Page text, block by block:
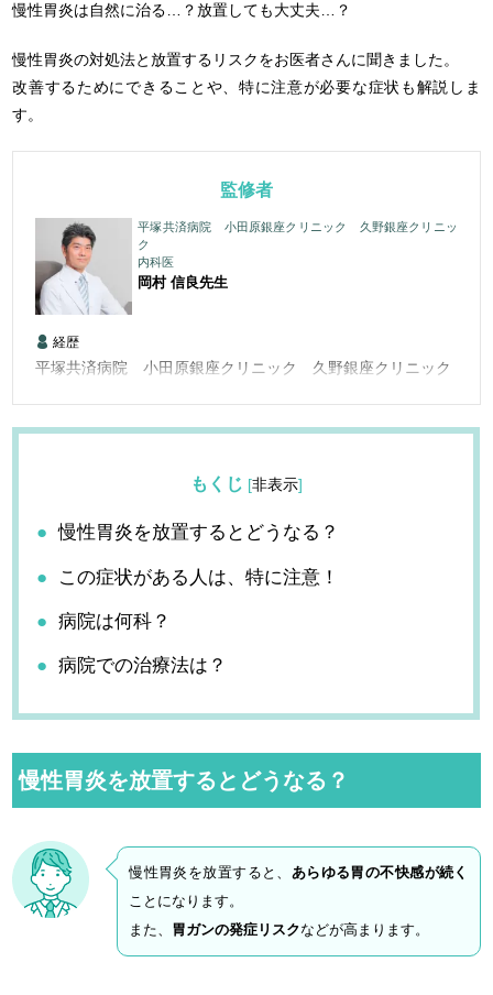
慢性胃炎は自然に治る…？放置しても大丈夫…？
慢性胃炎の対処法と放置するリスクをお医者さんに聞きました。
改善するためにできることや、特に注意が必要な症状も解説しま
す。
監修者
平塚共済病院 小田原銀座クリニック 久野銀座クリニッ
ク
内科医
岡村 信良先生
経歴
平塚共済病院 小田原銀座クリニック 久野銀座クリニック
もくじ [非表示]
慢性胃炎を放置するとどうなる？
この症状がある人は、特に注意！
病院は何科？
病院での治療法は？
慢性胃炎を放置するとどうなる？
慢性胃炎を放置すると、 あらゆる胃の不快感が続く
ことになります。
また、 胃ガンの発症リスクなどが高まります。